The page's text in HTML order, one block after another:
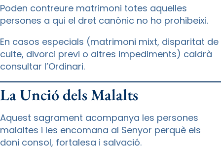
Poden contreure matrimoni totes aquelles
persones a qui el dret canònic no ho prohibeixi.
En casos especials (matrimoni mixt, disparitat de
culte, divorci previ o altres impediments) caldrà
consultar l’Ordinari.
La Unció dels Malalts
Aquest sagrament acompanya les persones
malaltes i les encomana al Senyor perquè els
doni consol, fortalesa i salvació.